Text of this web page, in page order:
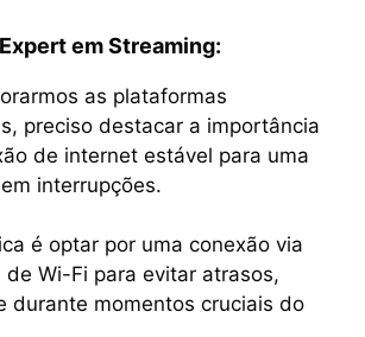
em Streaming:
as plataformas
preciso destacar a importância
de internet estável para uma
interrupções.
é optar por uma conexão via
de Wi-Fi para evitar atrasos,
durante momentos cruciais do